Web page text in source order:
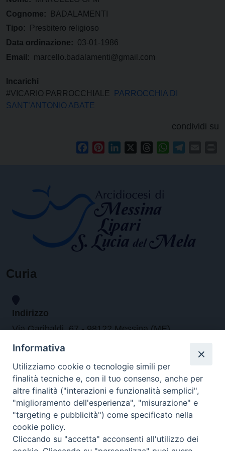
Cognome:
BADALAMENTI
Tipo:
Presbitero religioso
Data ordinazione: 03-01-1986
Email: marcello.badalamenti@gmail.com
Incarichi
#VICARIO PARROCCHIALE
PARROCCHIA DI
SANT’ANTONIO ABATE
condividi su
FacebookPinterestLinkedIn ThreadsWhatsApp
Curia
Indirizzo
Via Garibaldi, 67 - 98122 Messina (ME)
Orari
da lunedi al venerdi dalle ore 9.30 alle 12.30
Contatti
Tel. 090.6684111 - Fax. 090.6684206
Informativa
Utilizziamo cookie o tecnologie simili per
finalità tecniche e, con il tuo consenso, anche per
altre finalità ("interazioni e funzionalità semplici",
"miglioramento dell'esperienza", "misurazione" e
"targeting e pubblicità") come specificato nella
cookie policy.
Cliccando su "accetta" acconsenti all'utilizzo dei